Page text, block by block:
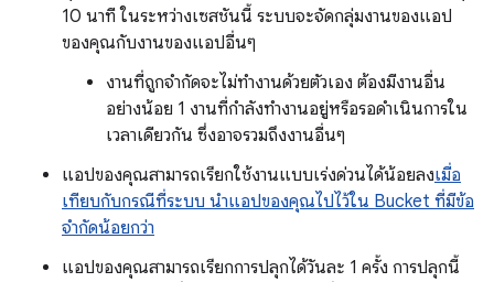
10 นาที ในระหว่างเซสชันนี้ ระบบจะจัดกลุ่มงานของแอป
ของคุณกับงานของแอปอื่นๆ
งานที่ถูกจำกัดจะไม่ทำงานด้วยตัวเอง ต้องมีงานอื่น
อย่างน้อย 1 งานที่กำลังทำงานอยู่หรือรอดำเนินการใน
เวลาเดียวกัน ซึ่งอาจรวมถึงงานอื่นๆ
แอปของคุณสามารถเรียกใช้งานแบบเร่งด่วนได้น้อยลงเมื่อ
เทียบกับกรณีที่ระบบ นำแอปของคุณไปไว้ใน Bucket ที่มีข้อ
จำกัดน้อยกว่า
แอปของคุณสามารถเรียกการปลุกได้วันละ 1 ครั้ง การปลุกนี้